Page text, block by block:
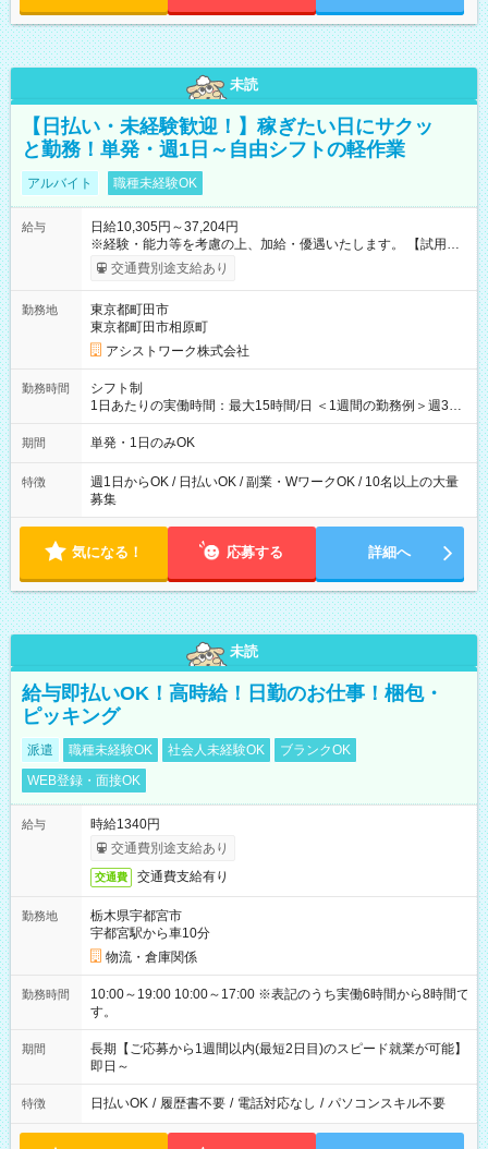
未読
【日払い・未経験歓迎！】稼ぎたい日にサクッ
と勤務！単発・週1日～自由シフトの軽作業
アルバイト 職種未経験OK
給与
日給10,305円～37,204円
※経験・能力等を考慮の上、加給・優遇いたします。 【試用期
間】試用期間なし
交通費別途支給あり
勤務地
東京都町田市
東京都町田市相原町
アシストワーク株式会社
勤務時間
シフト制
1日あたりの実働時間：最大15時間/日 ＜1週間の勤務例＞週3回
勤務 勤務：月・水・金 休み：火・木・土・日 好きな時にお仕事
可能です！ ※1日あたりの最大実働時間は日勤、夜勤共に勤務し
期間 単発・1日のみOK
特徴
週1日からOK / 日払いOK / 副業・WワークOK / 10名以上の大量
募集
気になる！ 応募する 詳細へ
未読
給与即払いOK！高時給！日勤のお仕事！梱包・
ピッキング
派遣 職種未経験OK 社会人未経験OK
ブランクOK
WEB登録・面接OK
給与
時給1340円
交通費別途支給あり
交通費 交通費支給有り
勤務地
栃木県宇都宮市
宇都宮駅から車10分
物流・倉庫関係
勤務時間
10:00～19:00 10:00～17:00 ※表記のうち実働6時間から8時間で
す。
期間
長期【ご応募から1週間以内(最短2日目)のスピード就業が可能】
即日～
特徴 日払いOK / 履歴書不要 / 電話対応なし / パソコンスキル不要